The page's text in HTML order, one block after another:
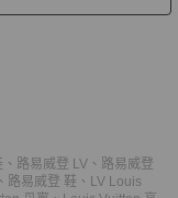
、 路易威登 LV 、 路易威登
、 路易威登 鞋 、 LV Louis